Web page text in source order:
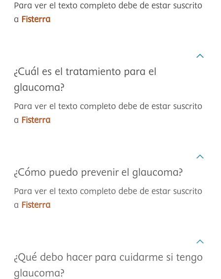
Para ver el texto completo debe de estar suscrito
a Fisterra
¿Cuál es el tratamiento para el
glaucoma?
Para ver el texto completo debe de estar suscrito
a Fisterra
¿Cómo puedo prevenir el glaucoma?
Para ver el texto completo debe de estar suscrito
a Fisterra
¿Qué debo hacer para cuidarme si tengo
glaucoma?